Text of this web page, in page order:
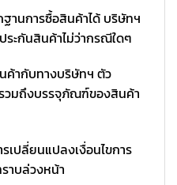
านการซื้อสินค้าได้ บริษัทฯ
ระกันสินค้าไม่ว่ากรณีใดๆ
ากับทางบริษัทฯ ตัว
วมถึงบรรจุภัณฑ์ของสินค้า
เปลี่ยนแปลงเงื่อนไขการ
าบล่วงหน้า